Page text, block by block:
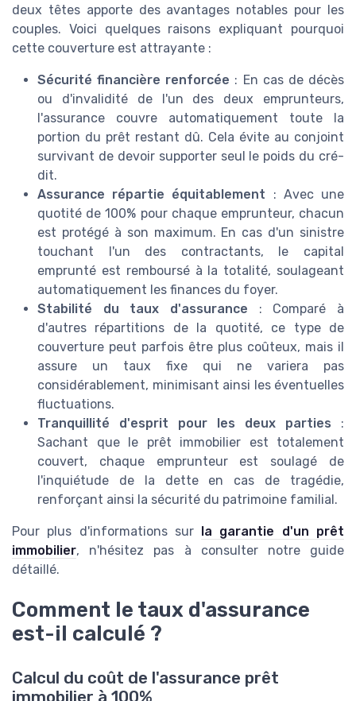
deux têtes apporte des avantages notables pour les
couples. Voici quelques raisons expliquant pourquoi
cette couverture est attrayante :
Sécurité financière renforcée : En cas de décès
ou d'invalidité de l'un des deux emprunteurs,
l'assurance couvre automatiquement toute la
portion du prêt restant dû. Cela évite au conjoint
survivant de devoir supporter seul le poids du cré-
dit.
Assurance répartie équitablement : Avec une
quotité de 100% pour chaque emprunteur, chacun
est protégé à son maximum. En cas d'un sinistre
touchant l'un des contractants, le capital
emprunté est remboursé à la totalité, soulageant
automatiquement les finances du foyer.
Stabilité du taux d'assurance : Comparé à
d'autres répartitions de la quotité, ce type de
couverture peut parfois être plus coûteux, mais il
assure un taux fixe qui ne variera pas
considérablement, minimisant ainsi les éventuelles
fluctuations.
Tranquillité d'esprit pour les deux parties :
Sachant que le prêt immobilier est totalement
couvert, chaque emprunteur est soulagé de
l'inquiétude de la dette en cas de tragédie,
renforçant ainsi la sécurité du patrimoine familial.
Pour plus d'informations sur
la garantie d'un prêt
immobilier, n'hésitez pas à consulter notre guide
détaillé.
Comment le taux d'assurance
est-il calculé ?
Calcul du coût de l'assurance prêt
immobilier à 100%